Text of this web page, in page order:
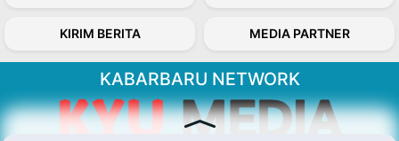
KIRIM BERITA MEDIA PARTNER
KABARBARU NETWORK